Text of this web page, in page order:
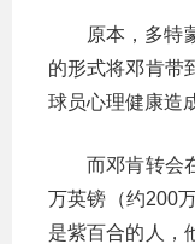
原本，多特
的形式将邓肯带
球员心理健康造
而邓肯转会
万英镑（约200
是紫百合的人，